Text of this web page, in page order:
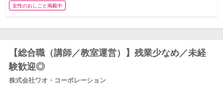
女性のおしごと掲載中
【総合職（講師／教室運営）】残業少なめ／未経
験歓迎◎
株式会社ワオ・コーポレーション